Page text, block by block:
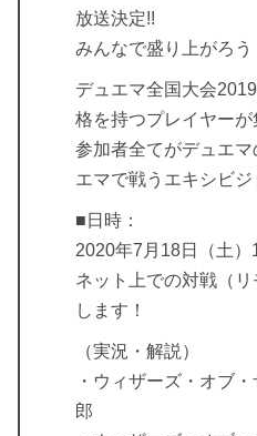
放送決定!!
みんなで盛り上がろう
デュエマ全国大会
格を持つプレイヤーが
参加者全てがデュエマ
エマで戦うエキシビジ
■日時：
2020年7月18日（土）
ネット上での対戦（
します！
（実況・解説）
・ウィザーズ・オブ
郎